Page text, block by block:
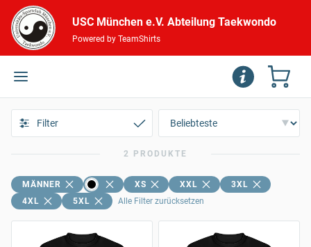
USC München e.V. Abteilung Taekwondo
Powered by TeamShirts
Filter
2 PRODUKTE
MÄNNER XS XXL
3XL
4XL
5XL Alle Filter zurücksetzen